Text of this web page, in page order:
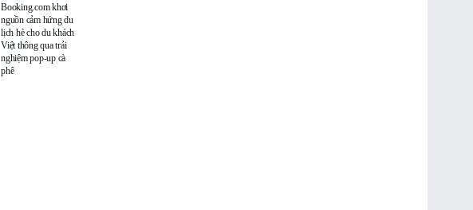
Booking.com khơi
nguồn cảm hứng du
lịch hè cho du khách
Việt thông qua trải
nghiệm pop-up cà
phê